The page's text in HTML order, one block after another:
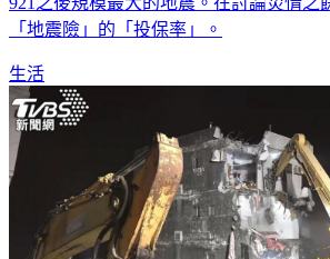
「地震險」的「投保率」。
生活